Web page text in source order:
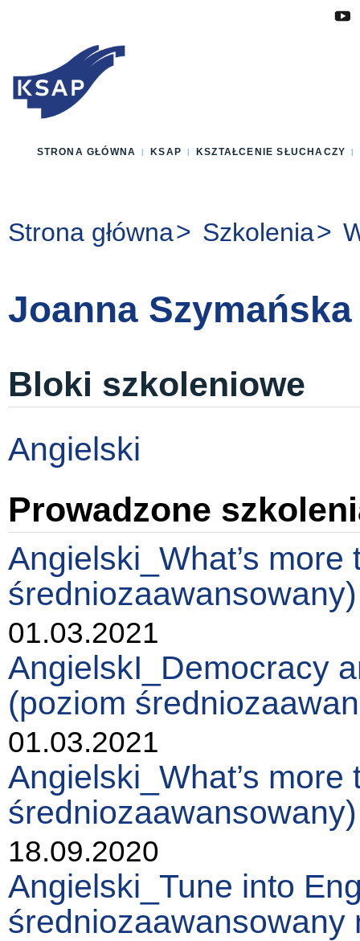
STRONA GŁÓWNA KSAP KSZTAŁCENIE SŁUCHACZY
Jesteś tutaj:
Strona główna Szkolenia
Joanna Szymańska
Bloki szkoleniowe
Angielski
Prowadzone
Angielski_What’s
01.03.2021
AngielskI_Democracy
(poziom
01.03.2021
Angielski_What’s
średniozaawansowany)
18.09.2020
Angielski_Tune into
średniozaawansowany